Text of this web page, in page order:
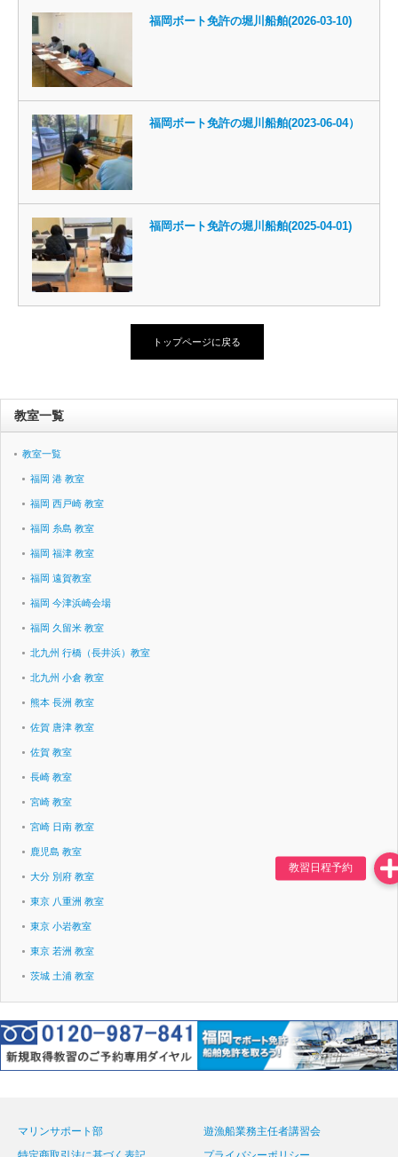
福岡ボート免許の堀川船舶(2026-03-10)
福岡ボート免許の堀川船舶(2023-06-04）
福岡ボート免許の堀川船舶(2025-04-01)
トップページに戻る
教室一覧
教室一覧
福岡 港 教室
福岡 西戸崎 教室
福岡 糸島 教室
福岡 福津 教室
福岡 遠賀教室
福岡 今津浜崎会場
福岡 久留米 教室
北九州 行橋（長井浜）教室
北九州 小倉 教室
熊本 長洲 教室
佐賀 唐津 教室
佐賀 教室
長崎 教室
宮崎 教室
宮崎 日南 教室
鹿児島 教室
大分 別府 教室
東京 八重洲 教室
東京 小岩教室
東京 若洲 教室
茨城 土浦 教室
マリンサポート部
遊漁船業務主任者講習会